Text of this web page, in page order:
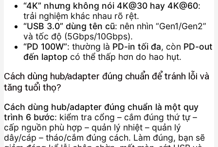
“4K” nhưng không nói 4K@30 hay 4K@60:
trải nghiệm khác nhau rõ rệt.
“USB 3.0” dùng tên cũ: nên nhìn “Gen1/Gen2”
và tốc độ (5Gbps/10Gbps).
“PD 100W”: thường là PD-in tối đa, còn PD-out
đến laptop có thể thấp hơn do hao hụt.
Cách dùng hub/adapter đúng chuẩn để tránh lỗi và
tăng tuổi thọ?
Cách dùng hub/adapter đúng chuẩn là một quy
trình 6 bước: kiểm tra cổng – cắm đúng thứ tự –
cấp nguồn phù hợp – quản lý nhiệt – quản lý
dây/cáp – tháo/cắm đúng cách. Làm đúng, bạn sẽ